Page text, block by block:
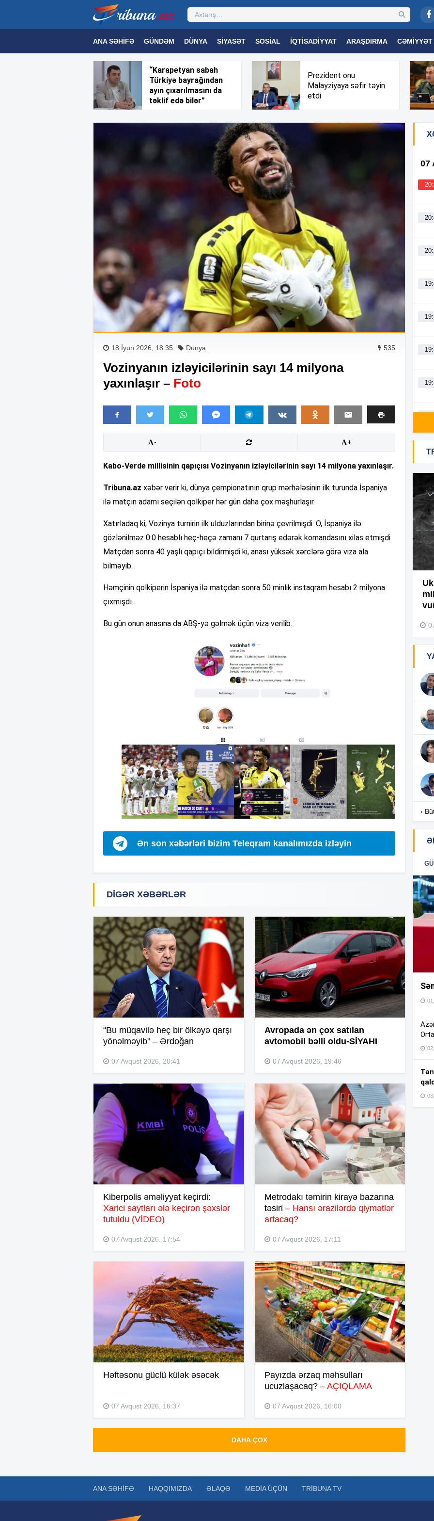
ANA SƏHIFƏ GÜNDƏM DÜNYA SIYASƏT SOSIAL İQTISADIYYAT ARAŞDIRMA CƏMIYYƏT
MƏDƏNIYYƏT MAQAZIN TEXNOLOGIYA TƏHSIL TRIBUNA TV
“Karapetyan sabah
Türkiyə bayrağından
ayın çıxarılmasını da
təklif edə bilər”
Prezident onu
Malayziyaya səfir təyin
etdi
18 İyun 2026, 18:35 Dünya 535
Vozinyanın izləyicilərinin sayı 14 milyona
yaxınlaşır – Foto
- +
Kabo-Verde millisinin qapıçısı Vozinyanın izləyicilərinin sayı 14 milyona yaxınlaşır.
Tribuna.az xəbər verir ki, dünya çempionatının qrup mərhələsinin ilk turunda İspaniya
ilə matçın adamı seçilən qolkiper hər gün daha çox məşhurlaşır.
Xatırladaq ki, Vozinya turnirin ilk ulduzlarından birinə çevrilmişdi. O, İspaniya ilə
gözlənilməz 0:0 hesablı heç-heçə zamanı 7 qurtarış edərək komandasını xilas etmişdi.
Matçdan sonra 40 yaşlı qapıçı bildirmişdi ki, anası yüksək xərclərə görə viza ala
bilməyib.
Həmçinin qolkiperin İspaniya ilə matçdan sonra 50 minlik instaqram hesabı 2 milyona
çıxmışdı.
Bu gün onun anasına da ABŞ-yə gəlmək üçün viza verilib.
Ən son xəbərləri bizim Teleqram kanalımızda izləyin
DIGƏR XƏBƏRLƏR
“Bu müqavilə heç bir ölkəyə qarşı
yönəlməyib” – Ərdoğan
07 Avqust 2026, 20:41
Avropada ən çox satılan
avtomobil bəlli oldu-SİYAHI
07 Avqust 2026, 19:46
Kiberpolis əməliyyat keçirdi:
Xarici saytları ələ keçirən şəxslər
tutuldu (VİDEO)
07 Avqust 2026, 17:54
Metrodakı təmirin kirayə bazarına
təsiri – Hansı ərazilərdə qiymətlər
artacaq?
07 Avqust 2026, 17:11
Həftəsonu güclü külək əsəcək
07 Avqust 2026, 16:37
Payızda ərzaq məhsulları
ucuzlaşacaq? – AÇIQLAMA
07 Avqust 2026, 16:00
DAHA ÇOX
07
Ağdamda yanğını bu şəxs
törədibmiş – Video
›
ANA SƏHIFƏ HAQQIMIZDA ƏLAQƏ MEDIA ÜÇÜN TRIBUNA TV